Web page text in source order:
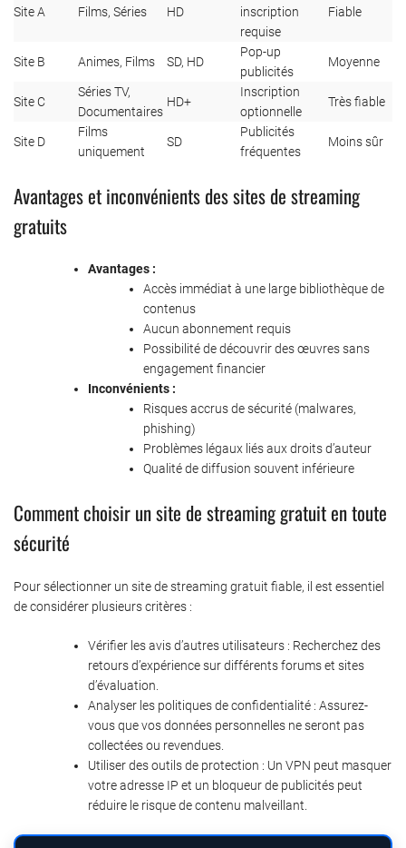
Site A Films, Séries HD
inscription
requise
Fiable
Site B Animes, Films SD, HD
Pop-up
publicités
Moyenne
Site C
Séries TV,
Documentaires
HD+
Inscription
optionnelle
Très fiable
Site D
Films
uniquement
SD
Publicités
fréquentes
Moins sûr
Avantages et inconvénients des sites de streaming
gratuits
Avantages :
Accès immédiat à une large bibliothèque de
contenus
Aucun abonnement requis
Possibilité de découvrir des œuvres sans
engagement financier
Inconvénients :
Risques accrus de sécurité (malwares,
phishing)
Problèmes légaux liés aux droits d’auteur
Qualité de diffusion souvent inférieure
Comment choisir un site de streaming gratuit en toute
sécurité
Pour sélectionner un site de streaming gratuit fiable, il est essentiel
de considérer plusieurs critères :
Vérifier les avis d’autres utilisateurs : Recherchez des
retours d’expérience sur différents forums et sites
d’évaluation.
Analyser les politiques de confidentialité : Assurez-
vous que vos données personnelles ne seront pas
collectées ou revendues.
Utiliser des outils de protection : Un VPN peut masquer
votre adresse IP et un bloqueur de publicités peut
réduire le risque de contenu malveillant.